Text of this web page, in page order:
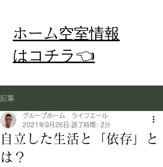
​ホーム空室情報
​はコチラ👈
記事
自立した生活と「依存」と
は？
グループホーム ライフエール
2021年9月26日 読了時間: 2分